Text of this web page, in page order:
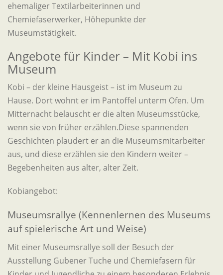
ehemaliger Textilarbeiterinnen und
Chemiefaserwerker, Höhepunkte der
Museumstätigkeit.
Angebote für Kinder – Mit Kobi ins
Museum
Kobi – der kleine Hausgeist – ist im Museum zu
Hause. Dort wohnt er im Pantoffel unterm Ofen. Um
Mitternacht belauscht er die alten Museumsstücke,
wenn sie von früher erzählen.Diese spannenden
Geschichten plaudert er an die Museumsmitarbeiter
aus, und diese erzählen sie den Kindern weiter –
Begebenheiten aus alter, alter Zeit.
Kobiangebot:
Museumsrallye (Kennenlernen des Museums
auf spielerische Art und Weise)
Mit einer Museumsrallye soll der Besuch der
Ausstellung Gubener Tuche und Chemiefasern für